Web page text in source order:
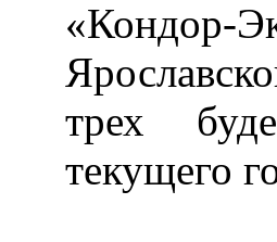
трех
текущего